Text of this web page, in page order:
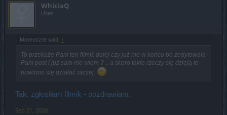
WhiciaQ
User
Mατeυszτe said: ↑
To przekaże Pani ten filmik dalej czy już nie w końcu bo zedytowała
Pani post i już sam nie wiem ? .. a skoro takie rzeczy się dzieją to
powinno się działać raczej.
Tak, zgłosiłam filmik - pozdrawiam.
Sep 21, 2020